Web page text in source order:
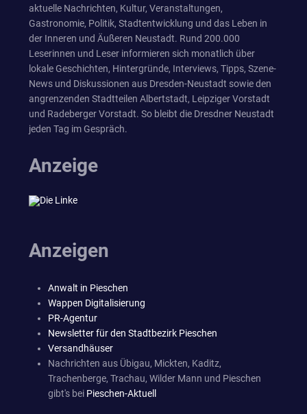
aktuelle Nachrichten, Kultur, Veranstaltungen,
Gastronomie, Politik, Stadtentwicklung und das Leben in
der Inneren und Äußeren Neustadt. Rund 200.000
Leserinnen und Leser informieren sich monatlich über
lokale Geschichten, Hintergründe, Interviews, Tipps, Szene-
News und Diskussionen aus Dresden-Neustadt sowie den
angrenzenden Stadtteilen Albertstadt, Leipziger Vorstadt
und Radeberger Vorstadt. So bleibt die Dresdner Neustadt
jeden Tag im Gespräch.
Anzeige
Anzeigen
Anwalt in Pieschen
Wappen Digitalisierung
PR-Agentur
Newsletter für den Stadtbezirk Pieschen
Versandhäuser
Nachrichten aus Übigau, Mickten, Kaditz,
Trachenberge, Trachau, Wilder Mann und Pieschen
gibt's bei Pieschen-Aktuell